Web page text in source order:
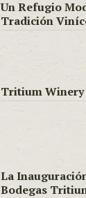
Un Refugio
Tradición
Tritium Winery
La
Bodegas